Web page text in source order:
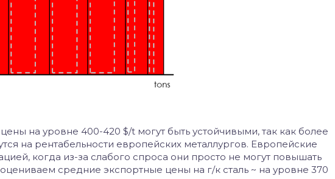
на уровне 400-420 $/t могут быть устойчивыми, так как более
на рентабельности европейских металлургов. Европейские
когда из-за слабого спроса они просто не могут повышать
средние экспортные цены на г/к сталь ~ на уровне 370